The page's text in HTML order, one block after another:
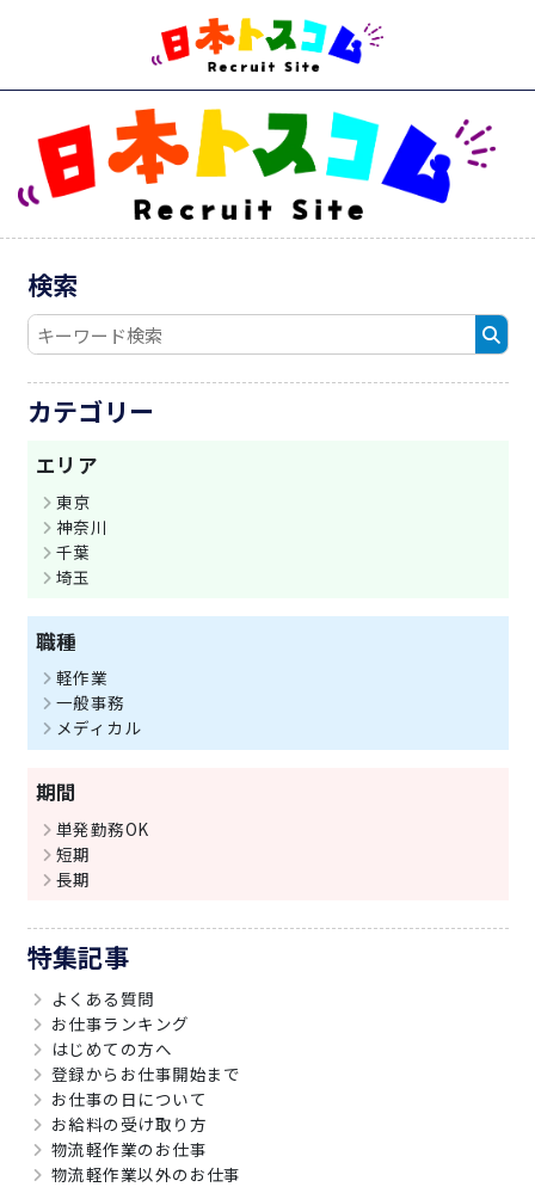
検索
キ
ー
ワ
ー
検
索
検
カテゴリー
エリア
東京
神奈川
千葉
埼玉
職種
軽作業
一般事務
メディカル
期間
単発勤務OK
短期
長期
特集記事
よくある質問
お仕事ランキング
はじめての方へ
登録からお仕事開始まで
お仕事の日について
お給料の受け取り方
物流軽作業のお仕事
物流軽作業以外のお仕事